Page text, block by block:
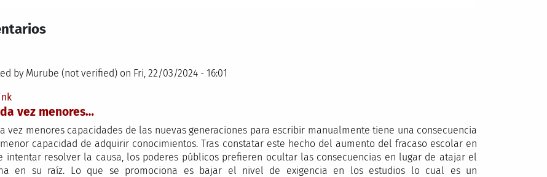
by Murube (not verified) on Fri, 22/03/2024 - 16:01
vez menores…
vez menores capacidades de las nuevas generaciones para escribir manualmente tiene una consecuencia
capacidad de adquirir conocimientos. Tras constatar este hecho del aumento del fracaso escolar en
intentar resolver la causa, los poderes públicos prefieren ocultar las consecuencias en lugar de atajar el
en su raíz. Lo que se promociona es bajar el nivel de exigencia en los estudios lo cual es un